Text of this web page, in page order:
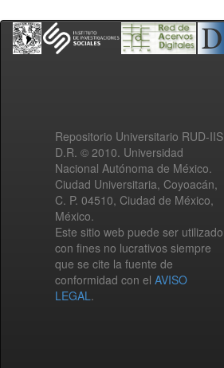
Repositorio Universitario RUD-IIS
D.R. © 2010. Universidad
Nacional Autónoma de México.
Ciudad Universitaria, Coyoacán,
C. P. 04510, Ciudad de México,
México.
Este sitio web puede ser utilizado
con fines no lucrativos siempre
que se cite la fuente de
conformidad con el AVISO
LEGAL.